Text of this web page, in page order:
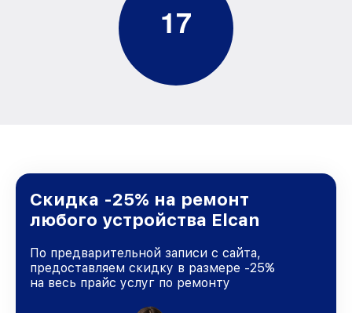
17
Скидка -25% на ремонт
любого устройства Elcan
По предварительной записи с сайта,
предоставляем скидку в размере -25%
на весь прайс услуг по ремонту